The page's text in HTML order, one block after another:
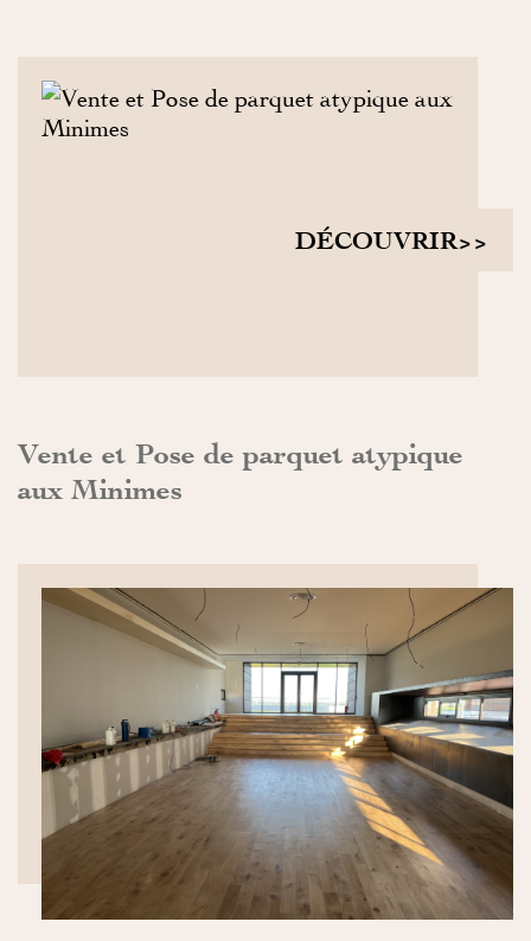
Vente et Pose de parquet atypique
aux Minimes
DÉCOUVRIR>>
DÉCOUVRIR>>